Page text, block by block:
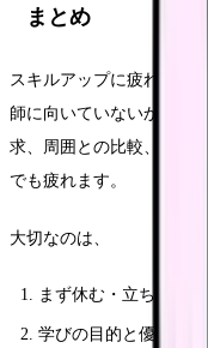
まとめ
スキルアップに疲れるこ
師に向いていないからで
求、周囲との比較、休め
でも疲れます。
大切なのは、
まず休む・立ち止ま
学びの目的と優先順